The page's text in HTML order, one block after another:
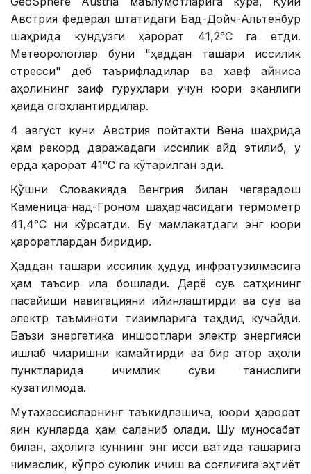
Австрия федерал штатидаги Бад-Дойч-Альтенбур
шаҳрида кундузги ҳарорат 41,2°С га етди.
Метеорологлар буни "ҳаддан ташқари иссиқлик
стресси" деб таърифладилар ва хавф айниқса
аҳолининг заиф гуруҳлари учун юқори эканлиги
ҳақида огоҳлантирдилар.
4 август куни Австрия пойтахти Вена шаҳрида
ҳам рекорд даражадаги иссиқлик қайд этилиб, у
ерда ҳарорат 41°С га кўтарилган эди.
Қўшни Словакияда Венгрия билан чегарадош
Каменица-над-Гроном шаҳарчасидаги термометр
41,4°С ни кўрсатди. Бу мамлакатдаги энг юқори
ҳароратлардан биридир.
Ҳаддан ташқари иссиқлик ҳудуд инфратузилмасига
ҳам таъсир қила бошлади. Дарё сув сатҳининг
пасайиши навигацияни қийинлаштирди ва сув ва
электр таъминоти тизимларига таҳдид кучайди.
Баъзи энергетика иншоотлари электр энергияси
ишлаб чиқаришни камайтирди ва бир қатор аҳоли
пунктларида ичимлик суви танқислиги
кузатилмоқда.
Мутахассисларнинг таъкидлашича, юқори ҳарорат
яқин кунларда ҳам сақланиб қолади. Шу муносабат
билан, аҳолига куннинг энг иссиқ вақтида ташқарига
чиқмаслик, кўпроқ суюқлик ичиш ва соғлиғига эҳтиёт